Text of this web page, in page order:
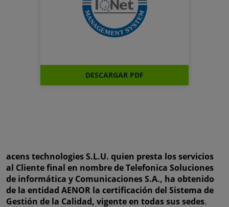
DESCARGAR PDF
acens technologies S.L.U. quien presta los servicios
al Cliente final en nombre de Telefonica Soluciones
de informática y Comunicaciones S.A., ha obtenido
de la entidad AENOR la certificación del Sistema de
Gestión de la Calidad, vigente en todas sus sedes.